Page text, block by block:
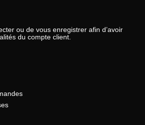
ou de vous enregistrer afin d’avoir
du compte client.